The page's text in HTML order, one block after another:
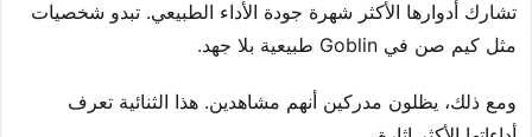
تشارك أدوارها الأكثر شهرة جودة الأداء الطبيعي. تبدو شخصيات
مثل كيم صن في Goblin طبيعية بلا جهد.
ومع ذلك، يظلون مدركين أنهم مشاهدين. هذا الثنائية تعرف